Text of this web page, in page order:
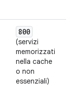
800
(servizi
memorizzati
nella cache
o non
essenziali)